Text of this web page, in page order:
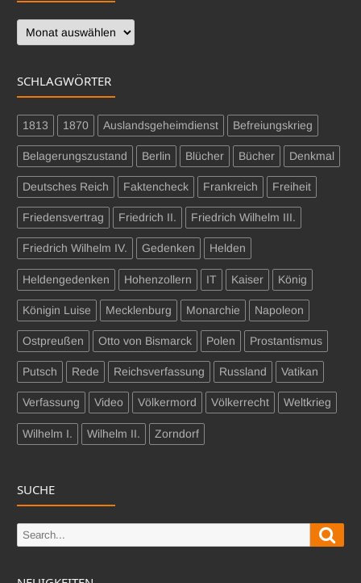
Archiv
SCHLAGWÖRTER
1813 1870 Auslandsgeheimdienst Befreiungskrieg
Belagerungszustand Berlin Blücher Bücher Denkmal
Deutsches Reich Faktencheck Frankreich Freiheit
Friedensvertrag Friedrich II. Friedrich Wilhelm III.
Friedrich Wilhelm IV. Gedenken Helden
Heldengedenken Hohenzollern IT Kaiser König
Königin Luise Mecklenburg Monarchie Napoleon
Ostpreußen Otto von Bismarck Polen Prostantismus
Putsch Rede Reichsverfassung Russland Vatikan
Verfassung Video Völkermord Völkerrecht Weltkrieg
Wilhelm I. Wilhelm II. Zorndorf
SUCHE
Search
for: